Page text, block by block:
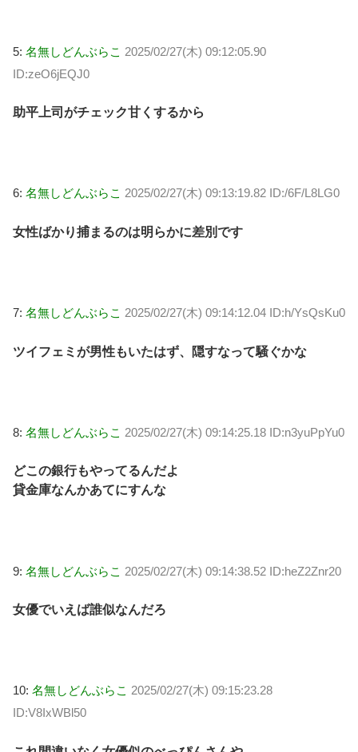
5: 名無しどんぶらこ 2025/02/27(木) 09:12:05.90
ID:zeO6jEQJ0
助平上司がチェック甘くするから
6: 名無しどんぶらこ 2025/02/27(木) 09:13:19.82 ID:/6F/L8LG0
女性ばかり捕まるのは明らかに差別です
7: 名無しどんぶらこ 2025/02/27(木) 09:14:12.04 ID:h/YsQsKu0
ツイフェミが男性もいたはず、隠すなって騒ぐかな
8: 名無しどんぶらこ 2025/02/27(木) 09:14:25.18 ID:n3yuPpYu0
どこの銀行もやってるんだよ
貸金庫なんかあてにすんな
9: 名無しどんぶらこ 2025/02/27(木) 09:14:38.52 ID:heZ2Znr20
女優でいえば誰似なんだろ
10: 名無しどんぶらこ 2025/02/27(木) 09:15:23.28
ID:V8IxWBl50